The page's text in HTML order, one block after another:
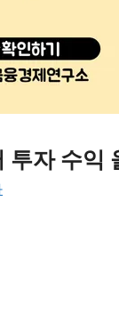
투자 수익